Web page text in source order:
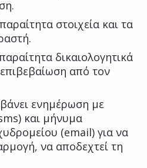
στοιχεία και τα
δικαιολογητικά
από τον
ενημέρωση με
και μήνυμα
(email) για να
να αποδεχτεί τη